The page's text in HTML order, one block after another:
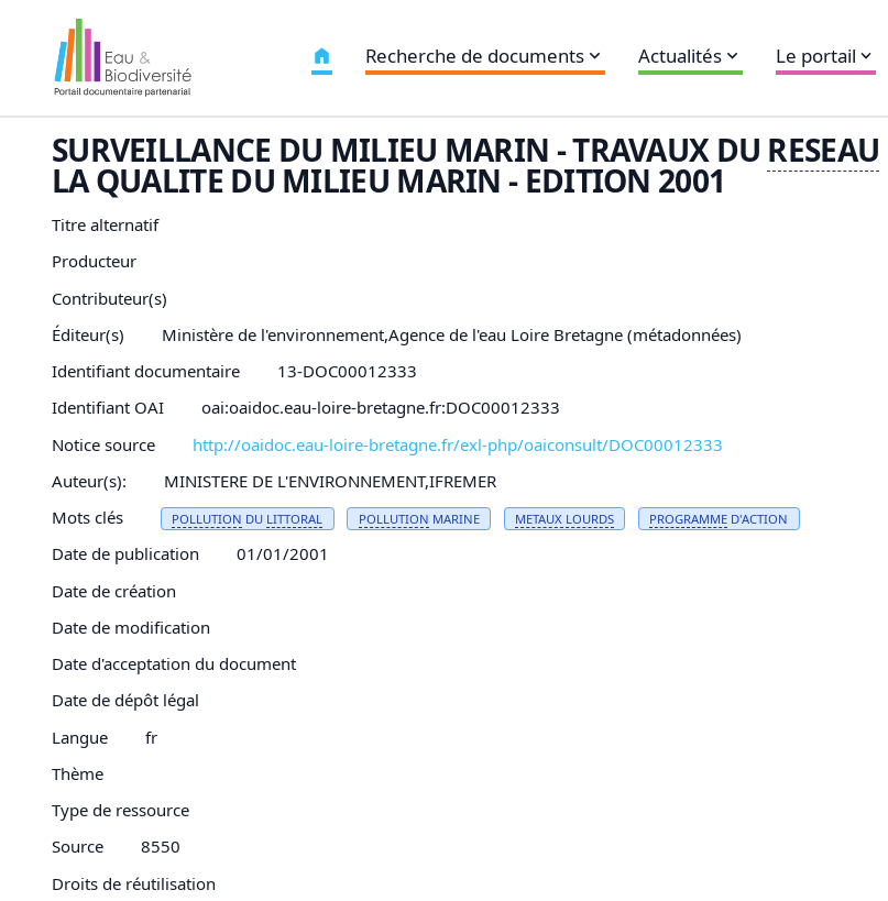
Recherche de documents Actualités Le portail
SURVEILLANCE DU MILIEU MARIN - TRAVAUX DU RESEAU
LA QUALITE DU MILIEU MARIN - EDITION 2001
Titre alternatif
Producteur
Contributeur(s)
Éditeur(s)
Ministère de l'environnement,Agence de l'eau Loire Bretagne (métadonnées)
Identifiant documentaire
13-DOC00012333
Identifiant OAI
oai:oaidoc.eau-loire-bretagne.fr:DOC00012333
Notice source
http://oaidoc.eau-loire-bretagne.fr/exl-php/oaiconsult/DOC00012333
Auteur(s):
MINISTERE DE L'ENVIRONNEMENT,IFREMER
Mots clés
POLLUTION DU LITTORAL POLLUTION MARINE METAUX LOURDS PROGRAMME D'ACTION
Date de publication
01/01/2001
Date de création
Date de modification
Date d'acceptation du document
Date de dépôt légal
Langue
fr
Thème
Type de ressource
Source
8550
Droits de réutilisation